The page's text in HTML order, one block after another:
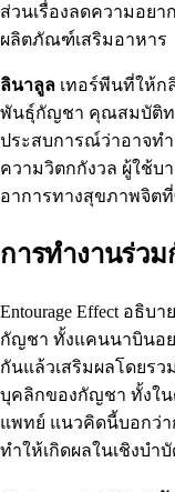
ส่วนเรื่องลดความอย
ผลิตภัณฑ์เสริมอาหาร
ลินาลูล เทอร์พีนที่ให้ก
พันธุ์กัญชา คุณสมบัติท
ประสบการณ์ว่าอาจท
ความวิตกกังวล ผู้ใช้บ
อาการทางสุขภาพจิต
การทำงานร่วม
Entourage Effect อธิ
กัญชา ทั้งแคนนาบินอ
กันแล้วเสริมผลโดยร
บุคลิกของกัญชา ทั้งใ
แพทย์ แนวคิดนี้บอกว่
ทำให้เกิดผลในเชิงบำ